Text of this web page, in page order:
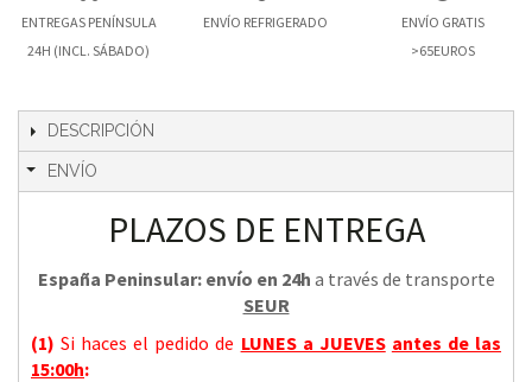
ENTREGAS PENÍNSULA
24H (INCL. SÁBADO)
ENVÍO REFRIGERADO
ENVÍO GRATIS
>65EUROS
DESCRIPCIÓN
ENVÍO
PLAZOS DE ENTREGA
España Peninsular: envío en 24h a través de transporte
SEUR
(1)Si haces el pedido de LUNES a JUEVES antes de las
15:00h: